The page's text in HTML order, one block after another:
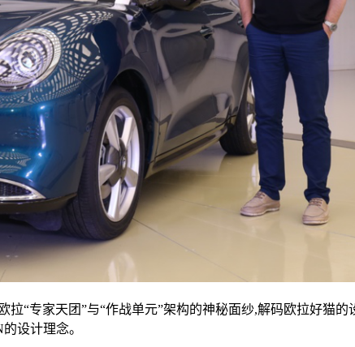
专家天团”与“作战单元”架构的神秘面纱,解码欧拉好猫的
设计理念。